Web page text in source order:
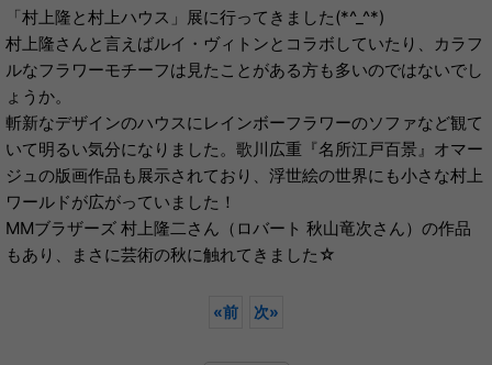
「村上隆と村上ハウス」展に行ってきました(*^_^*)
村上隆さんと言えばルイ・ヴィトンとコラボしていたり、カラフ
ルなフラワーモチーフは見たことがある方も多いのではないでし
ょうか。
斬新なデザインのハウスにレインボーフラワーのソファなど観て
いて明るい気分になりました。歌川広重『名所江戸百景』オマー
ジュの版画作品も展示されており、浮世絵の世界にも小さな村上
ワールドが広がっていました！
MMブラザーズ 村上隆二さん（ロバート 秋山竜次さん）の作品
もあり、まさに芸術の秋に触れてきました☆
«前 次»